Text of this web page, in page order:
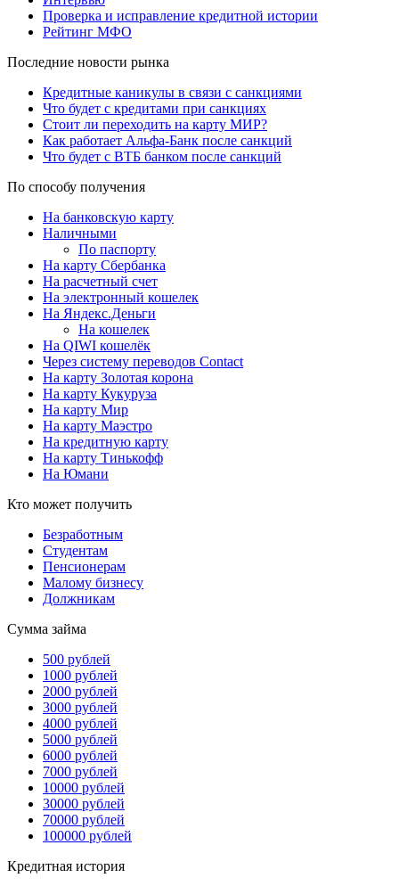
Проверка и исправление кредитной истории
Рейтинг МФО
Последние новости рынка
Кредитные каникулы в связи с санкциями
Что будет с кредитами при санкциях
Стоит ли переходить на карту МИР?
Как работает Альфа-Банк после санкций
Что будет с ВТБ банком после санкций
По способу получения
На банковскую карту
Наличными
По паспорту
На карту Сбербанка
На расчетный счет
На электронный кошелек
На Яндекс.Деньги
На кошелек
На QIWI кошелёк
Через систему переводов Contact
На карту Золотая корона
На карту Кукуруза
На карту Мир
На карту Маэстро
На кредитную карту
На карту Тинькофф
На Юмани
Кто может получить
Безработным
Студентам
Пенсионерам
Малому бизнесу
Должникам
Сумма займа
500 рублей
1000 рублей
2000 рублей
3000 рублей
4000 рублей
5000 рублей
6000 рублей
7000 рублей
10000 рублей
30000 рублей
70000 рублей
100000 рублей
Кредитная история